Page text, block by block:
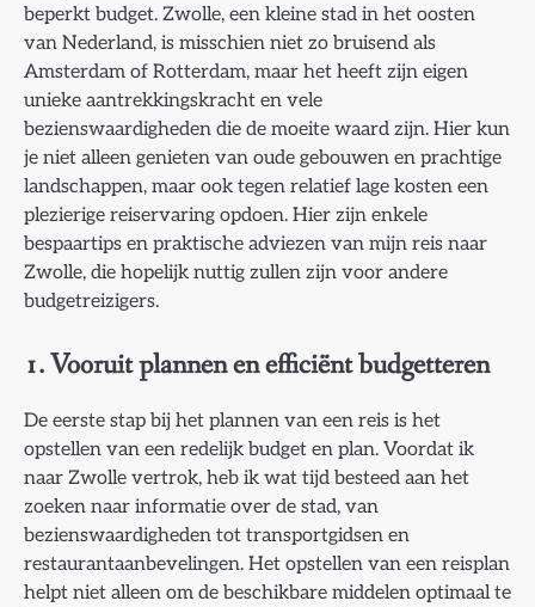
beperkt budget. Zwolle, een kleine stad in het oosten
van Nederland, is misschien niet zo bruisend als
Amsterdam of Rotterdam, maar het heeft zijn eigen
unieke aantrekkingskracht en vele
bezienswaardigheden die de moeite waard zijn. Hier kun
je niet alleen genieten van oude gebouwen en prachtige
landschappen, maar ook tegen relatief lage kosten een
plezierige reiservaring opdoen. Hier zijn enkele
bespaartips en praktische adviezen van mijn reis naar
Zwolle, die hopelijk nuttig zullen zijn voor andere
budgetreizigers.
1.Vooruit plannen en efficiënt budgetteren
De eerste stap bij het plannen van een reis is het
opstellen van een redelijk budget en plan. Voordat ik
naar Zwolle vertrok, heb ik wat tijd besteed aan het
zoeken naar informatie over de stad, van
bezienswaardigheden tot transportgidsen en
restaurantaanbevelingen. Het opstellen van een reisplan
helpt niet alleen om de beschikbare middelen optimaal te